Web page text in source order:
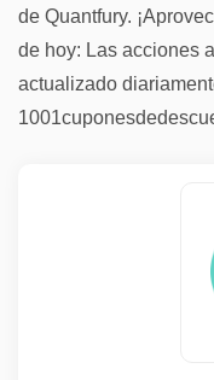
de Quantfury.
de hoy: Las acciones
actualizado